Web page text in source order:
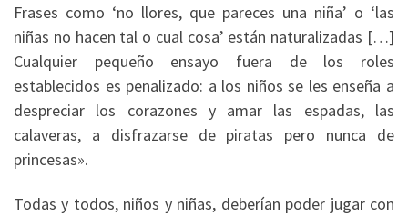
Frases como ‘no llores, que pareces una niña’ o ‘las
niñas no hacen tal o cual cosa’ están naturalizadas […]
Cualquier pequeño ensayo fuera de los roles
establecidos es penalizado: a los niños se les enseña a
despreciar los corazones y amar las espadas, las
calaveras, a disfrazarse de piratas pero nunca de
princesas».
Todas y todos, niños y niñas, deberían poder jugar con